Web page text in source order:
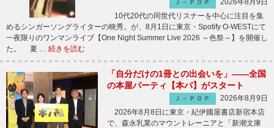
Ｊ－ＰＯＰ
2026年8月9日
10代20代の同世代リスナーを中心に注目を集
めるシンガーソングライターの映秀。が、8月1日に東京・Spotify O-WESTにて
一夜限りのワンマンライブ【One Night Summer Live 2026 ～色祭～】を開催し
た。 夏 … 続きを読む
「自分だけの1冊との出会いを」――全国
の本屋パーティ【本パ】がスタート
Ｊ－ＰＯＰ
2026年8月9日
2026年8月8日に東京・紀伊國屋書店新宿本店
で、森永乳業のマウントレーニアと「新潮文庫